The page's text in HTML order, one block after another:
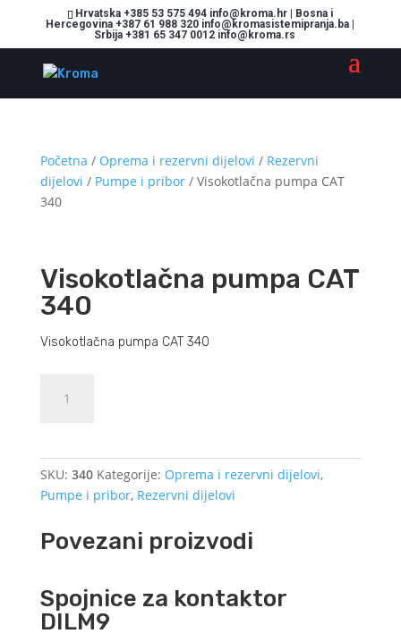
Hrvatska +385 53 575 494 info@kroma.hr | Bosna i
Hercegovina +387 61 988 320 info@kromasistemipranja.ba |
Srbija +381 65 347 0012 info@kroma.rs
Početna / Oprema i rezervni dijelovi / Rezervni
dijelovi / Pumpe i pribor/ Visokotlačna pumpa CAT
340
Visokotlačna pumpa CAT
340
Visokotlačna pumpa CAT 340
pumpa
SKU: 340 Kategorije: Oprema i rezervni dijelovi,
Pumpe i pribor, Rezervni dijelovi
Povezani proizvodi
Spojnice za kontaktor
DILM9